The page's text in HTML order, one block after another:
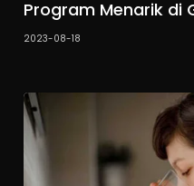
Program Menarik di
2023-08-18